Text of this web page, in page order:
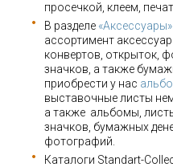
просечкой, клеем,
В разделе «Аксессуары»
ассортимент
конвертов, открыток,
значков, а также
приобрести у нас
выставочные листы
а также альбомы,
значков, бумажных
фотографий.
Каталоги Standart-